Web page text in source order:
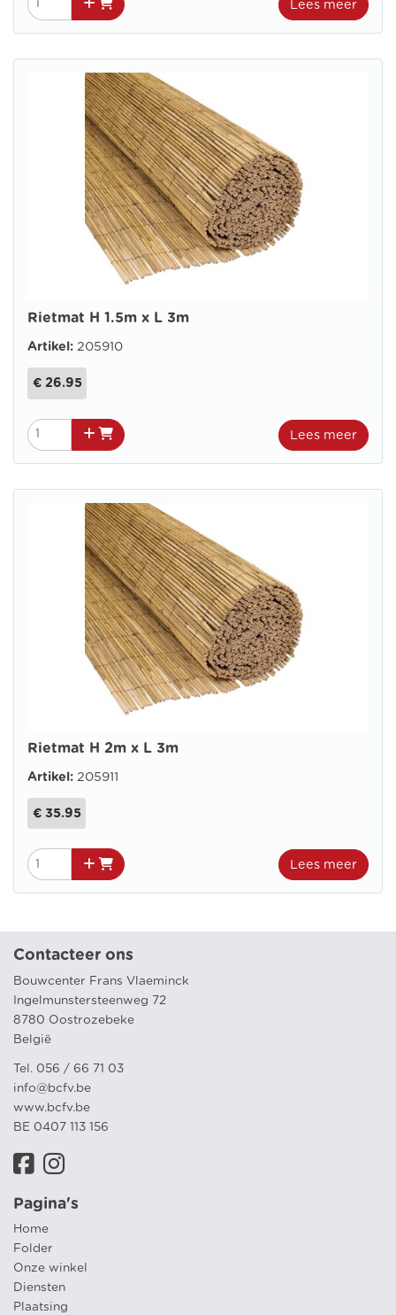
Lees meer
Rietmat H 1.5m x L 3m
Artikel: 205910
€ 26.95
Lees meer
Rietmat H 2m x L 3m
Artikel: 205911
€ 35.95
Lees meer
Contacteer ons
Bouwcenter Frans Vlaeminck
Ingelmunstersteenweg 72
8780 Oostrozebeke
België
Tel. 056 / 66 71 03
info@bcfv.be
www.bcfv.be
BE 0407 113 156
Pagina's
Home
Folder
Onze winkel
Diensten
Plaatsing